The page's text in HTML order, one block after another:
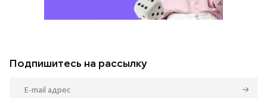
Подпишитесь на рассылку